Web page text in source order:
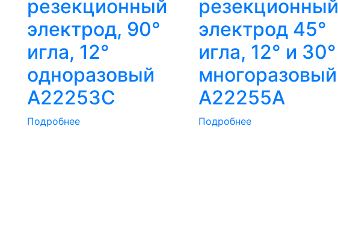
резекционный
электрод, 90°
игла, 12°
одноразовый
A22253C
Подробнее
резекционный
электрод 45°
игла, 12° и 30°
многоразовый
A22255A
Подробнее